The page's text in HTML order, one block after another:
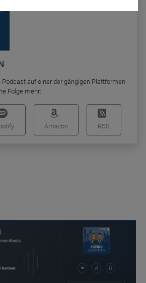
auf einer der gängigen Plattformen
Folge mehr:
Amazon RSS